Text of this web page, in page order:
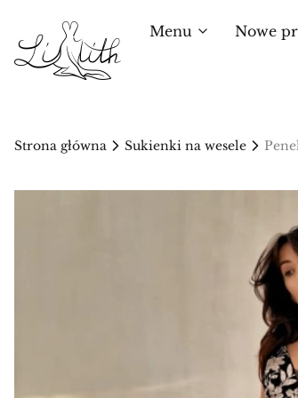
Menu Nowe
Strona główna Sukienki na wesele